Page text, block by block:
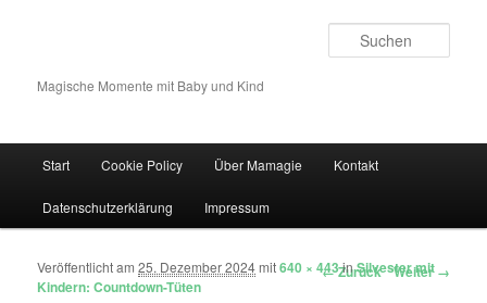
Magische Momente mit Baby und Kind
Zum Inhalt wechseln
Zum sekundären Inhalt wechseln
Start Cookie Policy Über Mamagie Kontakt
Datenschutzerklärung Impressum
Bilder-Navigation ← Zurück Weiter →
Veröffentlicht am25. Dezember 2024mit640 × 443inSilvester mit
Kindern: Countdown-Tüten